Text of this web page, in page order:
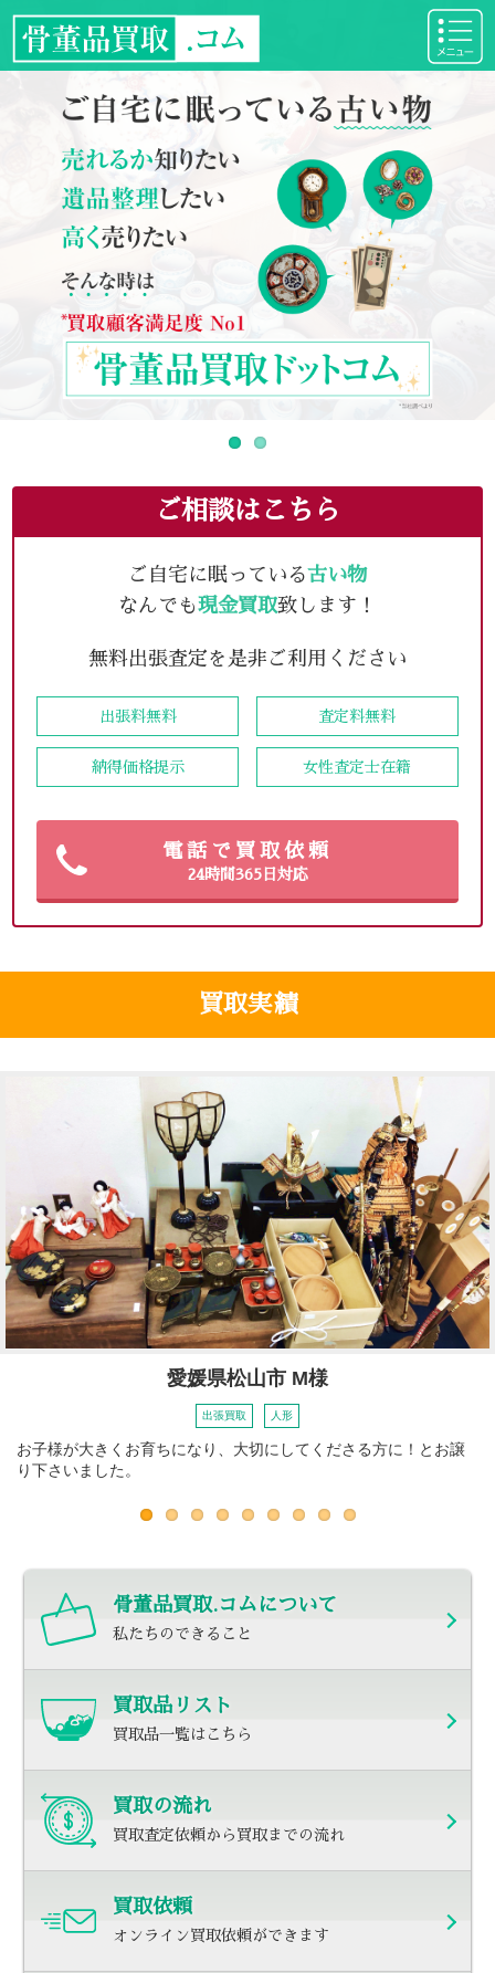
ご相談はこちら
ご自宅に眠っている古い物
なんでも現金買取致します！
無料出張査定を是非ご利用ください
出張料無料 査定料無料
納得価格提示 女性査定士在籍
電話で買取依頼
24時間365日対応
買取実績
愛媛県松山市 M様
出張買取 人形
お子様が大きくお育ちになり、大切にしてくださる方に！とお譲
り下さいました。
骨董品買取.コムについて
私たちのできること
買取品リスト
買取品一覧はこちら
買取の流れ
買取査定依頼から買取までの流れ
買取依頼
オンライン買取依頼ができます